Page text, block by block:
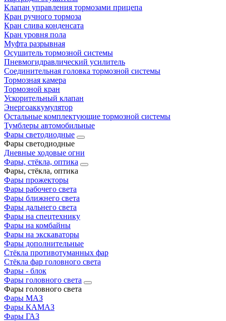
Клапан управления тормозами прицепа
Кран ручного тормоза
Кран слива конденсата
Кран уровня пола
Муфта разрывная
Осушитель тормозной системы
Пневмогидравлический усилитель
Соединительная головка тормозной системы
Тормозная камера
Тормозной кран
Ускорительный клапан
Энергоаккумулятор
Остальные комплектующие тормозной системы
Тумблеры автомобильные
Фары светодиодные
Фары светодиодные
Дневные ходовые огни
Фары, стёкла, оптика
Фары, стёкла, оптика
Фары прожекторы
Фары рабочего света
Фары ближнего света
Фары дальнего света
Фары на спецтехнику
Фары на комбайны
Фары на экскаваторы
Фары дополнительные
Стёкла противотуманных фар
Стёкла фар головного света
Фары - блок
Фары головного света
Фары головного света
Фары МАЗ
Фары КАМАЗ
Фары ГАЗ